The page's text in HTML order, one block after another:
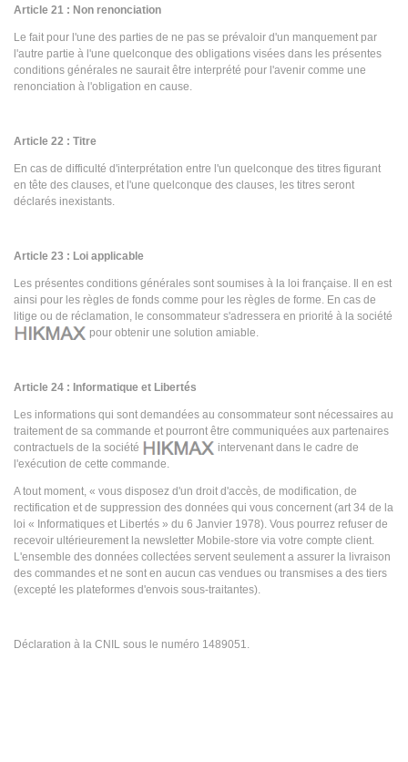
Article 21 : Non renonciation
Le fait pour l'une des parties de ne pas se prévaloir d'un manquement par
l'autre partie à l'une quelconque des obligations visées dans les présentes
conditions générales ne saurait être interprété pour l'avenir comme une
renonciation à l'obligation en cause.
Article 22 : Titre
En cas de difficulté d'interprétation entre l'un quelconque des titres figurant
en tête des clauses, et l'une quelconque des clauses, les titres seront
déclarés inexistants.
Article 23 : Loi applicable
Les présentes conditions générales sont soumises à la loi française. Il en est
ainsi pour les règles de fonds comme pour les règles de forme. En cas de
litige ou de réclamation, le consommateur s'adressera en priorité à la société
pour obtenir une solution amiable.
Article 24 : Informatique et Libertés
Les informations qui sont demandées au consommateur sont nécessaires au
traitement de sa commande et pourront être communiquées aux partenaires
contractuels de la société
intervenant dans le cadre de
l'exécution de cette commande.
A tout moment, « vous disposez d'un droit d'accès, de modification, de
rectification et de suppression des données qui vous concernent (art 34 de la
loi « Informatiques et Libertés » du 6 Janvier 1978). Vous pourrez refuser de
recevoir ultérieurement la newsletter Mobile-store via votre compte client.
L'ensemble des données collectées servent seulement a assurer la livraison
des commandes et ne sont en aucun cas vendues ou transmises a des tiers
(excepté les plateformes d'envois sous-traitantes).
Déclaration à la CNIL sous le numéro 1489051.